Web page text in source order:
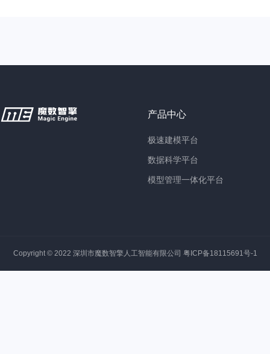
产品中心
极速建模平台
数据科学平台
模型管理一体化平台
Copyright © 2022 深圳市魔数智擎人工智能有限公司 粤ICP备18115691号-1